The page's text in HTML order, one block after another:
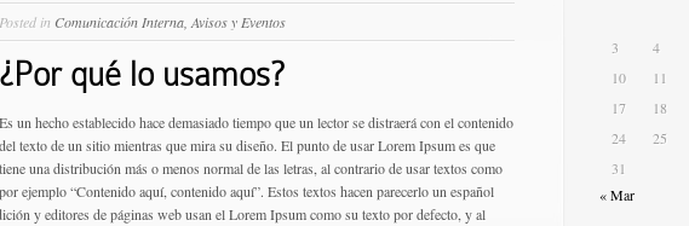
Posted in Comunicación Interna, Avisos y Eventos
¿Por qué lo usamos?
Es un hecho establecido hace demasiado tiempo que un lector se distraerá con el contenido
del texto de un sitio mientras que mira su diseño. El punto de usar Lorem Ipsum es que
tiene una distribución más o menos normal de las letras, al contrario de usar textos como
por ejemplo “Contenido aquí, contenido aquí”. Estos textos hacen parecerlo un español
y editores de páginas web usan el Lorem Ipsum como su texto por defecto, y al
3
4
10
11
17
18
24
25
31
« Mar